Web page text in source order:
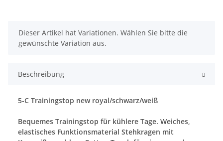
x
Dieser Artikel hat Variationen. Wählen Sie bitte die
gewünschte Variation aus.
Beschreibung
5-C Trainingstop new royal/schwarz/weiß
Bequemes Trainingstop für kühlere Tage. Weiches,
elastisches Funktionsmaterial Stehkragen mit